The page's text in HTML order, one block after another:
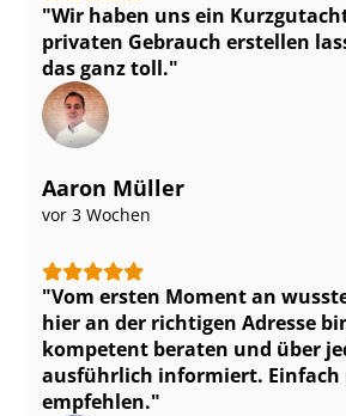
Wir haben uns ein
privaten Gebrauch erstellen
das ganz toll.
Aaron Müller
vor 3 Wochen
Vom ersten Moment an
hier an der richtigen Adresse
kompetent beraten und über
ausführlich informiert. Einfach
empfehlen.